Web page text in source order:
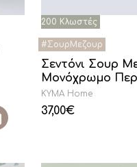
Σεντόνι Σουρ
Μονόχρωμο
KYMA Home
37,00€